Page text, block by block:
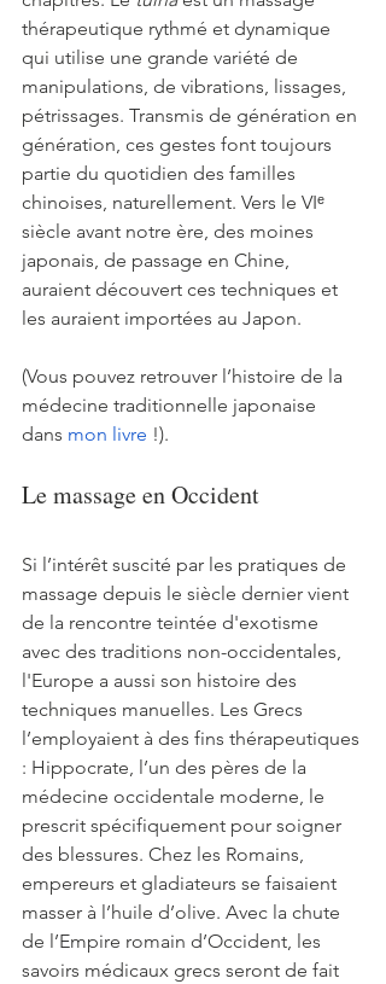
thérapeutique rythmé et dynamique
qui utilise une grande variété de
manipulations, de vibrations, lissages,
pétrissages. Transmis de génération en
génération, ces gestes font toujours
partie du quotidien des familles
chinoises, naturellement. Vers le VIᵉ
siècle avant notre ère, des moines
japonais, de passage en Chine,
auraient découvert ces techniques et
les auraient importées au Japon.
(Vous pouvez retrouver l’histoire de la
médecine traditionnelle japonaise
dans mon livre !).
Le massage en Occident
Si l’intérêt suscité par les pratiques de
massage depuis le siècle dernier vient
de la rencontre teintée d'exotisme
avec des traditions non-occidentales,
l'Europe a aussi son histoire des
techniques manuelles. Les Grecs
l’employaient à des fins thérapeutiques
: Hippocrate, l’un des pères de la
médecine occidentale moderne, le
prescrit spécifiquement pour soigner
des blessures. Chez les Romains,
empereurs et gladiateurs se faisaient
masser à l’huile d’olive. Avec la chute
de l’Empire romain d’Occident, les
savoirs médicaux grecs seront de fait